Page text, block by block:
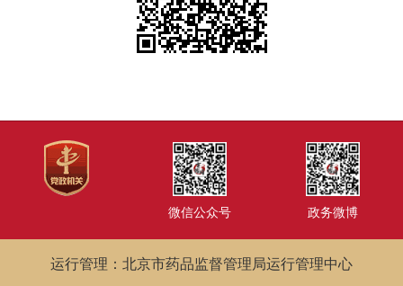
微信公众号 政务微博
运行管理：北京市药品监督管理局运行管理中心